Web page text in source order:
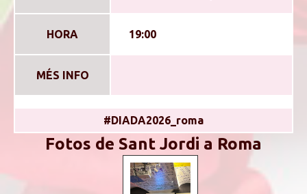
HORA 19:00
MÉS INFO
#DIADA2026_roma
Fotos de Sant Jordi a Roma